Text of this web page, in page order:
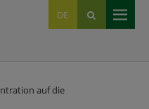
DE
IT
EN
auf die